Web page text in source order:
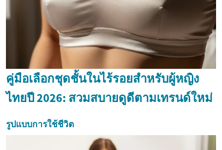
คู่มือเลือกชุดชั้นในไร้รอยสำหรับผู้หญิง
ไทยปี 2026: สวมสบายดูดีตามเทรนด์ใหม่
รูปแบบการใช้ชีวิต